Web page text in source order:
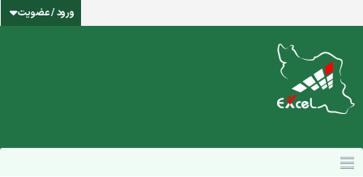
ورود / عضویت